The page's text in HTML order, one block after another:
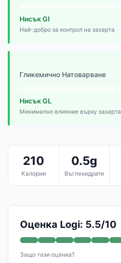
Нисък GI
Най-добро за контрол на захарта
Гликемично Натоварване
Нисък GL
Минимално влияние върху захарта
210
Калории
0.5g
Въглехидрати
Оценка Logi: 5.5/10
Защо тази оценка?